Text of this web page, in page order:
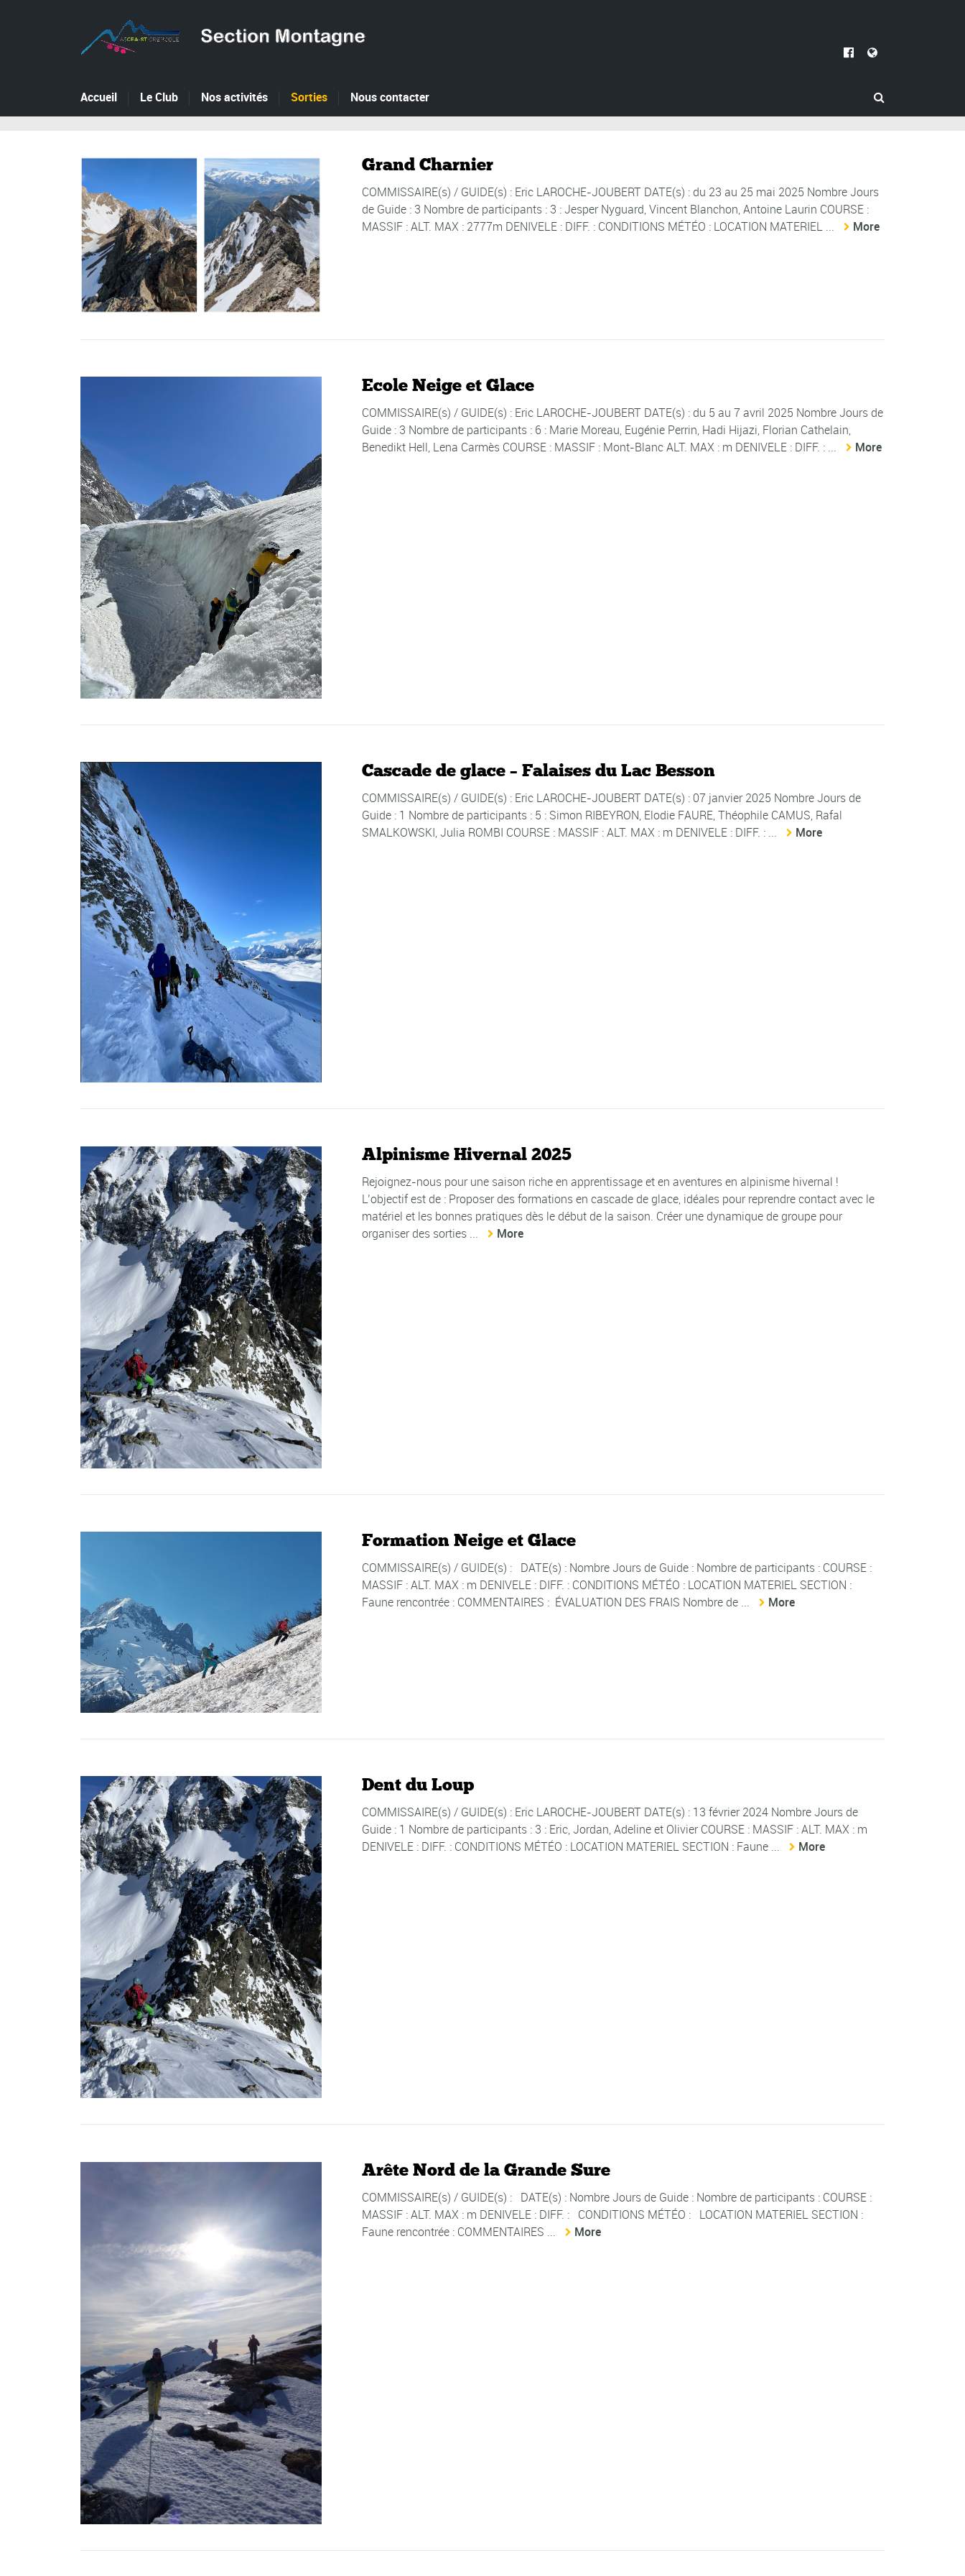
Accueil Le Club Nos activités Sorties Nous contacter
Grand Charnier
COMMISSAIRE(s) / GUIDE(s) : Eric LAROCHE-JOUBERT DATE(s) : du 23 au 25 mai 2025 Nombre Jours
de Guide : 3 Nombre de participants : 3 : Jesper Nyguard, Vincent Blanchon, Antoine Laurin COURSE :
MASSIF : ALT. MAX : 2777m DENIVELE : DIFF. : CONDITIONS MÉTÉO : LOCATION MATERIEL ...
More
Ecole Neige et Glace
COMMISSAIRE(s) / GUIDE(s) : Eric LAROCHE-JOUBERT DATE(s) : du 5 au 7 avril 2025 Nombre Jours de
Guide : 3 Nombre de participants : 6 : Marie Moreau, Eugénie Perrin, Hadi Hijazi, Florian Cathelain,
Benedikt Hell, Lena Carmès COURSE : MASSIF : Mont-Blanc ALT. MAX : m DENIVELE : DIFF. : ...
More
Cascade de glace – Falaises du Lac Besson
COMMISSAIRE(s) / GUIDE(s) : Eric LAROCHE-JOUBERT DATE(s) : 07 janvier 2025 Nombre Jours de
Guide : 1 Nombre de participants : 5 : Simon RIBEYRON, Elodie FAURE, Théophile CAMUS, Rafal
SMALKOWSKI, Julia ROMBI COURSE : MASSIF : ALT. MAX : m DENIVELE : DIFF. : ...
More
Alpinisme Hivernal 2025
Rejoignez-nous pour une saison riche en apprentissage et en aventures en alpinisme hivernal !
L’objectif est de : Proposer des formations en cascade de glace, idéales pour reprendre contact avec le
matériel et les bonnes pratiques dès le début de la saison. Créer une dynamique de groupe pour
organiser des sorties ...
More
Formation Neige et Glace
COMMISSAIRE(s) / GUIDE(s) : DATE(s) : Nombre Jours de Guide : Nombre de participants : COURSE :
MASSIF : ALT. MAX : m DENIVELE : DIFF. : CONDITIONS MÉTÉO : LOCATION MATERIEL SECTION :
Faune rencontrée : COMMENTAIRES : ÉVALUATION DES FRAIS Nombre de ...
More
Dent du Loup
COMMISSAIRE(s) / GUIDE(s) : Eric LAROCHE-JOUBERT DATE(s) : 13 février 2024 Nombre Jours de
Guide : 1 Nombre de participants : 3 : Eric, Jordan, Adeline et Olivier COURSE : MASSIF : ALT. MAX : m
DENIVELE : DIFF. : CONDITIONS MÉTÉO : LOCATION MATERIEL SECTION : Faune ...
More
Arête Nord de la Grande Sure
COMMISSAIRE(s) / GUIDE(s) : DATE(s) : Nombre Jours de Guide : Nombre de participants : COURSE :
MASSIF : ALT. MAX : m DENIVELE : DIFF. : CONDITIONS MÉTÉO : LOCATION MATERIEL SECTION :
Faune rencontrée : COMMENTAIRES ...
More